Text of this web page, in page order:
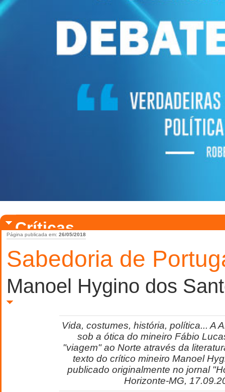
Críticas
Sabedoria de
Página publicada em: 26/05/2018
Manoel Hygino dos
Vida, costumes, história, política... A
sob a ótica do mineiro Fábio
"viagem" ao Norte através da
texto do crítico mineiro Manoel
publicado originalmente no jornal
Horizonte-MG,